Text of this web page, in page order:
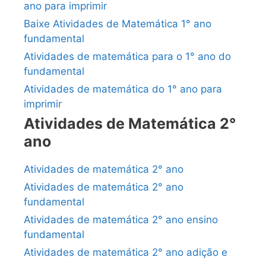
ano para imprimir
Baixe Atividades de Matemática 1° ano
fundamental
Atividades de matemática para o 1° ano do
fundamental
Atividades de matemática do 1° ano para
imprimir
Atividades de Matemática 2°
ano
Atividades de matemática 2° ano
Atividades de matemática 2° ano
fundamental
Atividades de matemática 2° ano ensino
fundamental
Atividades de matemática 2° ano adição e